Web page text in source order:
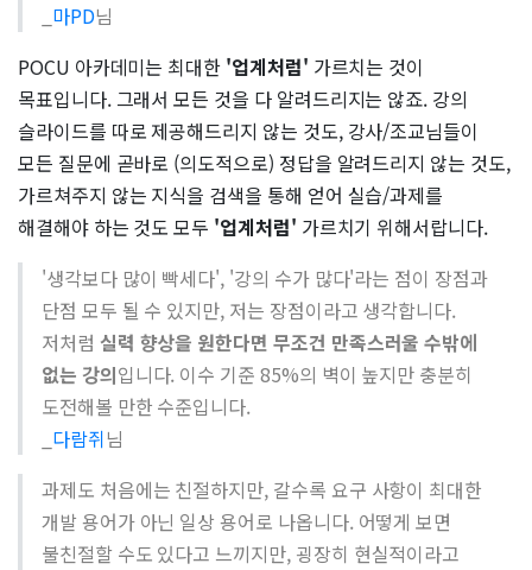
마PD님
POCU 아카데미는 최대한 '업계처럼' 가르치는 것이
목표입니다. 그래서 모든 것을 다 알려드리지는 않죠. 강의
슬라이드를 따로 제공해드리지 않는 것도, 강사/조교님들이
모든 질문에 곧바로 (의도적으로) 정답을 알려드리지 않는 것도,
가르쳐주지 않는 지식을 검색을 통해 얻어 실습/과제를
해결해야 하는 것도 모두 '업계처럼' 가르치기 위해서랍니다.
'생각보다 많이 빡세다', '강의 수가 많다'라는 점이 장점과
단점 모두 될 수 있지만, 저는 장점이라고 생각합니다.
저처럼 실력 향상을 원한다면 무조건 만족스러울 수밖에
없는 강의입니다. 이수 기준 85%의 벽이 높지만 충분히
도전해볼 만한 수준입니다.
다람쥐님
과제도 처음에는 친절하지만, 갈수록 요구 사항이 최대한
개발 용어가 아닌 일상 용어로 나옵니다. 어떻게 보면
불친절할 수도 있다고 느끼지만, 굉장히 현실적이라고